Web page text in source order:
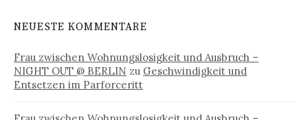
NEUESTE KOMMENTARE
Frau zwischen Wohnungslosigkeit und Ausbruch –
NIGHT OUT @ BERLIN zu Geschwindigkeit und
Entsetzen im Parforceritt